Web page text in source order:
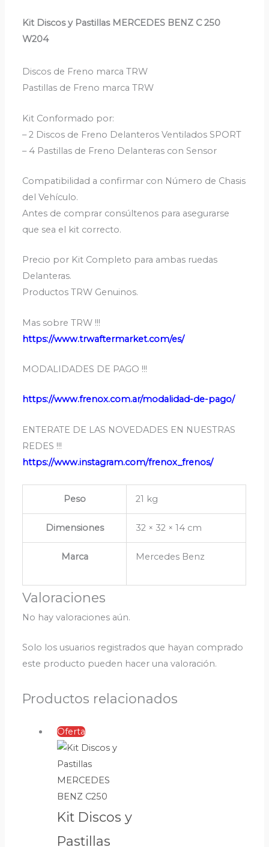
Kit Discos y Pastillas MERCEDES BENZ C 250
W204
Discos de Freno marca TRW
Pastillas de Freno marca TRW
Kit Conformado por:
– 2 Discos de Freno Delanteros Ventilados SPORT
– 4 Pastillas de Freno Delanteras con Sensor
Compatibilidad a confirmar con Número de Chasis
del Vehículo.
Antes de comprar consúltenos para asegurarse
que sea el kit correcto.
Precio por Kit Completo para ambas ruedas
Delanteras.
Productos TRW Genuinos.
Mas sobre TRW !!!
https://www.trwaftermarket.com/es/
MODALIDADES DE PAGO !!!
https://www.frenox.com.ar/modalidad-de-pago/
ENTERATE DE LAS NOVEDADES EN NUESTRAS
REDES !!!
https://www.instagram.com/frenox_frenos/
Peso 21 kg
Dimensiones 32 × 32 × 14 cm
Marca Mercedes Benz
Valoraciones
No hay valoraciones aún.
Solo los usuarios registrados que hayan comprado
este producto pueden hacer una valoración.
Productos relacionados
Oferta
Kit Discos y
Pastillas